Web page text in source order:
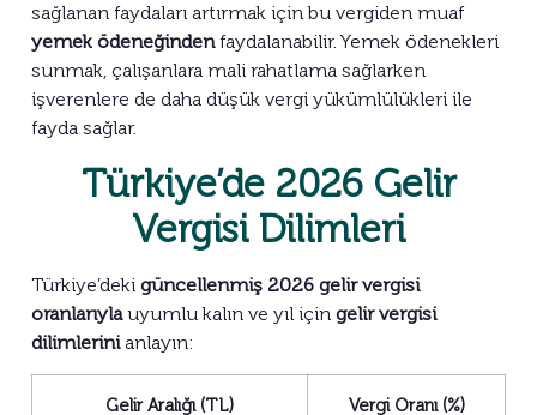
sağlanan faydaları artırmak için bu vergiden muaf
yemek ödeneğindenfaydalanabilir. Yemek ödenekleri
sunmak, çalışanlara mali rahatlama sağlarken
işverenlere de daha düşük vergi yükümlülükleri ile
fayda sağlar.
Türkiye’de 2026 Gelir
Vergisi Dilimleri
Türkiye’deki güncellenmiş 2026 gelir vergisi
oranlarıylauyumlu kalın ve yıl için gelir vergisi
dilimlerinianlayın:
Gelir Aralığı (TL) Vergi Oranı (%)